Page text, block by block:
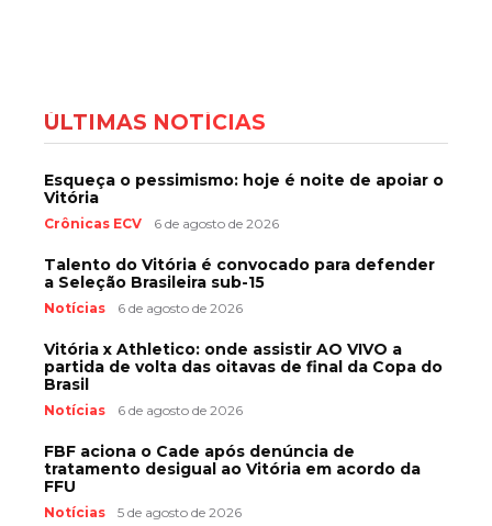
ÚLTIMAS NOTÍCIAS
Esqueça o pessimismo: hoje é noite de apoiar o
Vitória
Crônicas ECV 6 de agosto de 2026
Talento do Vitória é convocado para defender
a Seleção Brasileira sub-15
Notícias 6 de agosto de 2026
Vitória x Athletico: onde assistir AO VIVO a
partida de volta das oitavas de final da Copa do
Brasil
Notícias 6 de agosto de 2026
FBF aciona o Cade após denúncia de
tratamento desigual ao Vitória em acordo da
FFU
Notícias 5 de agosto de 2026